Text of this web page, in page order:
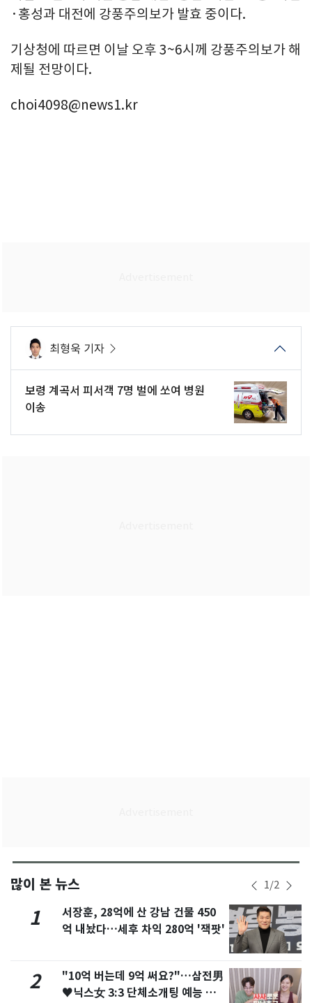
·홍성과 대전에 강풍주의보가 발효 중이다.
기상청에 따르면 이날 오후 3~6시께 강풍주의보가 해
제될 전망이다.
choi4098@news1.kr
최형욱 기자
보령 계곡서 피서객 7명 벌에 쏘여 병원
이송
많이 본 뉴스 1/2
1
서장훈, 28억에 산 강남 건물 450
억 내놨다…세후 차익 280억 '잭팟'
2
"10억 버는데 9억 써요?"…삼전男
♥닉스女 3:3 단체소개팅 예능 화